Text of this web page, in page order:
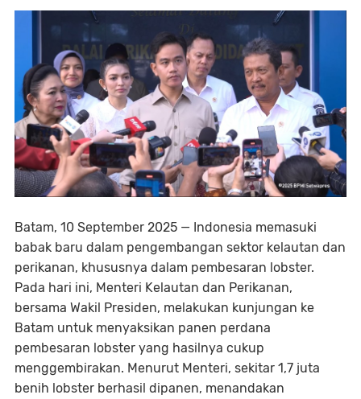
Batam, 10 September 2025 — Indonesia memasuki
babak baru dalam pengembangan sektor kelautan dan
perikanan, khususnya dalam pembesaran lobster.
Pada hari ini, Menteri Kelautan dan Perikanan,
bersama Wakil Presiden, melakukan kunjungan ke
Batam untuk menyaksikan panen perdana
pembesaran lobster yang hasilnya cukup
menggembirakan. Menurut Menteri, sekitar 1,7 juta
benih lobster berhasil dipanen, menandakan